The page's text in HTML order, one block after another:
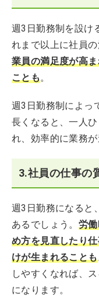
週3日勤務制を設け
れまで以上に社員
業員の満足度が高
ことも 。
週3日勤務制によっ
長くなると、一人
れ、効率的に業務
3.社員の仕事の
週3日勤務になると
あるでしょう。 労
め方を見直したり
けが生まれることも
しやすくなれば、
になります。